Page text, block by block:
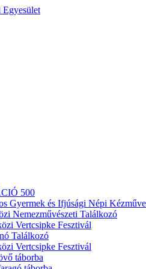
Egyesület
500
Gyermek és Ifjúsági Népi
Nemezművészeti Találkozó
Vertcsipke Fesztivál
Találkozó
Vertcsipke Fesztivál
táborba